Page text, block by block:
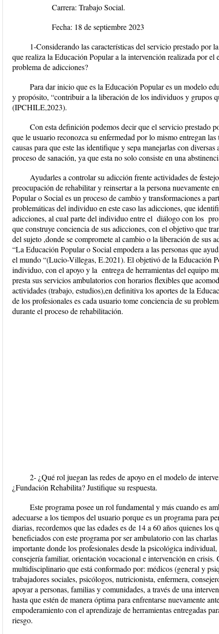
Carrera: Trabajo Social.
Fecha: 18 de septiembre 2023
1-Considerando las características del servicio prestado por
que realiza la Educación Popular a la intervención realizada por
problema de adicciones?
Para dar inicio que es la Educación Popular es un modelo
y propósito, “contribuir a la liberación de los individuos y grupos
(IPCHILE,2023).
Con esta definición podemos decir que el servicio prestado
que le usuario reconozca su enfermedad por lo mismo entregan
causas para que este las identifique y sepa manejarlas con
proceso de sanación, ya que esta no solo consiste en una
Ayudarles a controlar su adicción frente actividades de
preocupación de rehabilitar y reinsertar a la persona nuevamente
Popular o Social es un proceso de cambio y transformaciones a
problemáticas del individuo en este caso las adicciones, que
adicciones, al cual parte del individuo entre el diálogo con los
que construye conciencia de sus adicciones, con el objetivo que
del sujeto ,donde se compromete al cambio o la liberación de sus
“La Educación Popular o Social empodera a las personas que
el mundo “(Lucio-Villegas, E.2021). El objetivó de la Educación
individuo, con el apoyo y la entrega de herramientas del equipo
presta sus servicios ambulatorios con horarios flexibles que
actividades (trabajo, estudios),en definitiva los aportes de la
de los profesionales es cada usuario tome conciencia de su
durante el proceso de rehabilitación.
2- ¿Qué rol juegan las redes de apoyo en el modelo de
¿Fundación Rehabilita? Justifique su respuesta.
Este programa posee un rol fundamental y más cuando es
adecuarse a los tiempos del usuario porque es un programa para
diarias, recordemos que las edades es de 14 a 60 años quienes
beneficiados con este programa por ser ambulatorio con las
importante donde los profesionales desde la psicológica
consejería familiar, orientación vocacional e intervención en crisis.
multidisciplinario que está conformado por: médicos (general y
trabajadores sociales, psicólogos, nutricionista, enfermera,
apoyar a personas, familias y comunidades, a través de una
hasta que estén de manera óptima para enfrentarse nuevamente
empoderamiento con el aprendizaje de herramientas entregadas
riesgo.